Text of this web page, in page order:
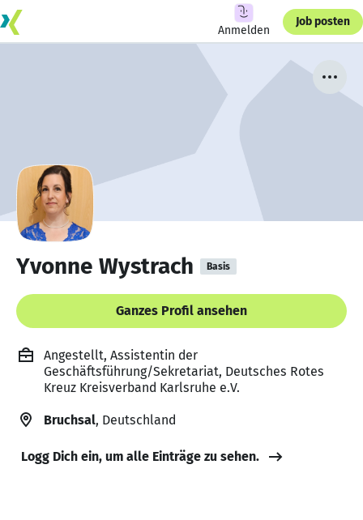
Anmelden
Job posten
Yvonne Wystrach Basis
Ganzes Profil ansehen
Angestellt, Assistentin der
Geschäftsführung/Sekretariat, Deutsches Rotes
Kreuz Kreisverband Karlsruhe e.V.
Bruchsal, Deutschland
Logg Dich ein, um alle Einträge zu sehen.